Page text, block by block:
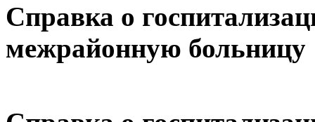
Справка о
межрайонную